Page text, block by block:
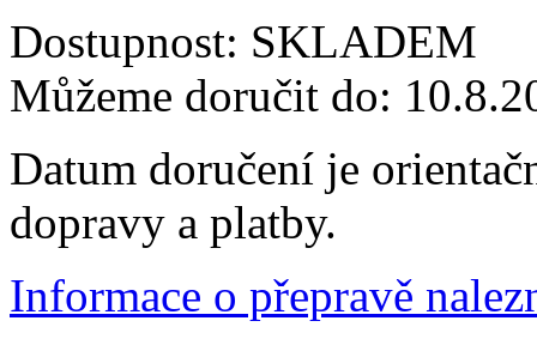
Dostupnost: SKLADEM
Můžeme doručit do:
Datum doručení je
dopravy a platby.
Informace o přepravě